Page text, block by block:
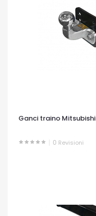
Ganci traino
0 Revisioni
OCCHIATA VELOCE